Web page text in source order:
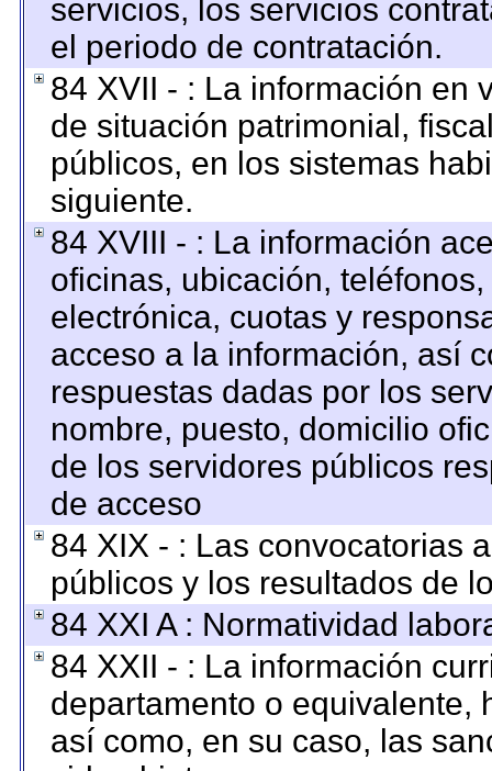
servicios, los servicios
el periodo de contratación.
84 XVII - : La información en
de situación patrimonial,
públicos, en los sistemas
siguiente.
84 XVIII - : La información
oficinas, ubicación,
electrónica, cuotas y
acceso a la información, así
respuestas dadas por los
nombre, puesto, domicilio
de los servidores públicos
de acceso
84 XIX - : Las convocatorias
públicos y los resultados de
84 XXI A : Normatividad
84 XXII - : La información
departamento o equivalente,
así como, en su caso, las